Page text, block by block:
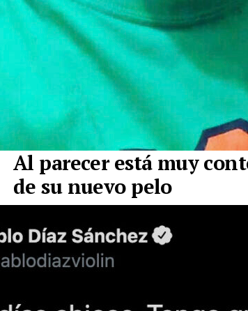
Al parecer está muy
de su nuevo pelo